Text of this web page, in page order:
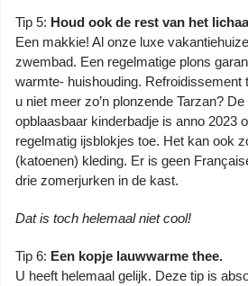
Tip 5: Houd ook de rest van het
Een makkie! Al onze luxe
zwembad. Een regelmatige plons
warmte- huishouding. Refroidissement
u niet meer zo’n plonzende Tarzan?
opblaasbaar kinderbadje is anno 2023
regelmatig ijsblokjes toe. Het kan ook
(katoenen) kleding. Er is geen
drie zomerjurken in de kast.
Dat is toch helemaal niet cool!
Tip 6: Een kopje lauwwarme thee.
U heeft helemaal gelijk. Deze tip is